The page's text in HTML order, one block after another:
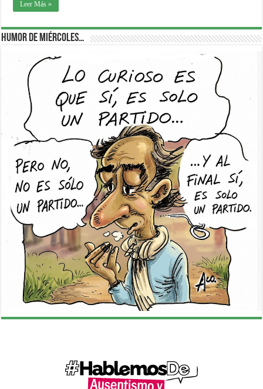
Leer Más »
Humor de Miércoles…